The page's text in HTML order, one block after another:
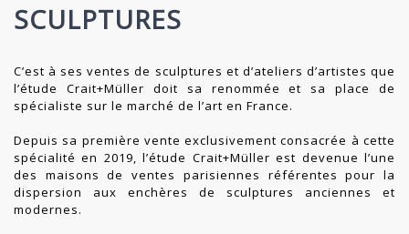
SCULPTURES
C’est à ses ventes de sculptures et d’ateliers d’artistes que
l’étude Crait+Müller doit sa renommée et sa place de
spécialiste sur le marché de l’art en France.
Depuis sa première vente exclusivement consacrée à cette
spécialité en 2019, l’étude Crait+Müller est devenue l’une
des maisons de ventes parisiennes référentes pour la
dispersion aux enchères de sculptures anciennes et
modernes.